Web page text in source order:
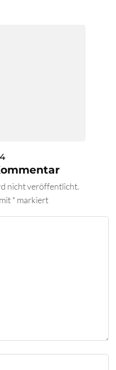
nicht veröffentlicht.
* markiert